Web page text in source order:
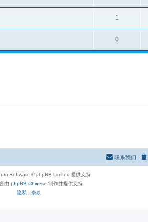
1
0
联系我们
Software © phpBB Limited 提供支持
由 phpBB Chinese 制作并提供支持
隐私 | 条款